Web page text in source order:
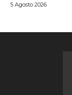
5 Agosto 2026